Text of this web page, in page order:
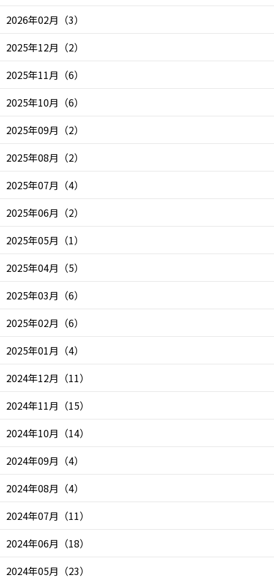
2026年02月 （3）
2025年12月 （2）
2025年11月 （6）
2025年10月 （6）
2025年09月 （2）
2025年08月 （2）
2025年07月 （4）
2025年06月 （2）
2025年05月 （1）
2025年04月 （5）
2025年03月 （6）
2025年02月 （6）
2025年01月 （4）
2024年12月 （11）
2024年11月 （15）
2024年10月 （14）
2024年09月 （4）
2024年08月 （4）
2024年07月 （11）
2024年06月 （18）
2024年05月 （23）